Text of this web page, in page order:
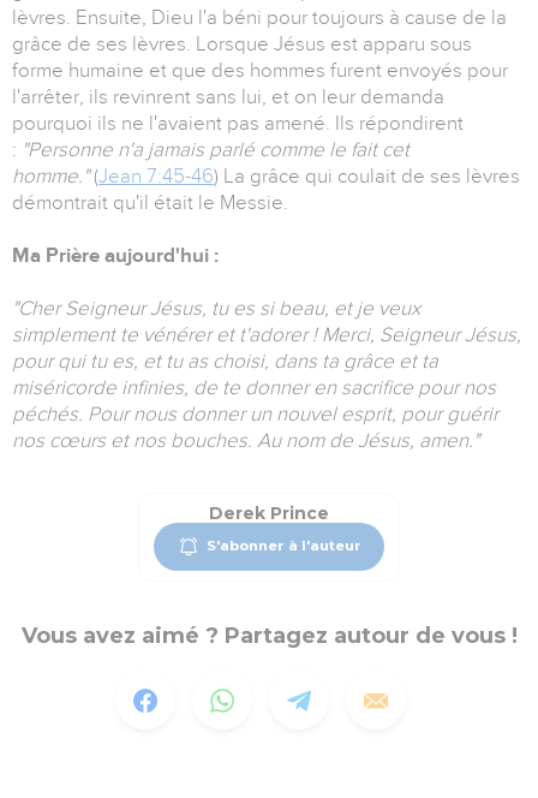
lèvres. Ensuite, Dieu l'a béni pour toujours à cause de la
grâce de ses lèvres. Lorsque Jésus est apparu sous
forme humaine et que des hommes furent envoyés pour
l'arrêter, ils revinrent sans lui, et on leur demanda
pourquoi ils ne l'avaient pas amené. Ils répondirent
: "Personne n'a jamais parlé comme le fait cet
homme."(Jean 7:45-46) La grâce qui coulait de ses lèvres
démontrait qu'il était le Messie.
Ma Prière aujourd'hui :
"Cher Seigneur Jésus, tu es si beau, et je veux
simplement te vénérer et t'adorer ! Merci, Seigneur Jésus,
pour qui tu es, et tu as choisi, dans ta grâce et ta
miséricorde infinies, de te donner en sacrifice pour nos
péchés. Pour nous donner un nouvel esprit, pour guérir
nos cœurs et nos bouches. Au nom de Jésus, amen. "
Derek Prince
S'abonner à l'auteur
Vous avez aimé ? Partagez autour de vous !